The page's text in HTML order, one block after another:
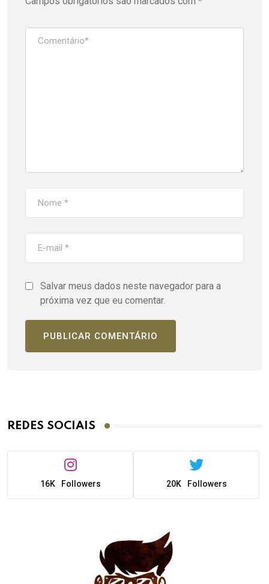
Salvar meus dados neste navegador para a
próxima vez que eu comentar.
REDES SOCIAIS
16K Followers 20K Followers